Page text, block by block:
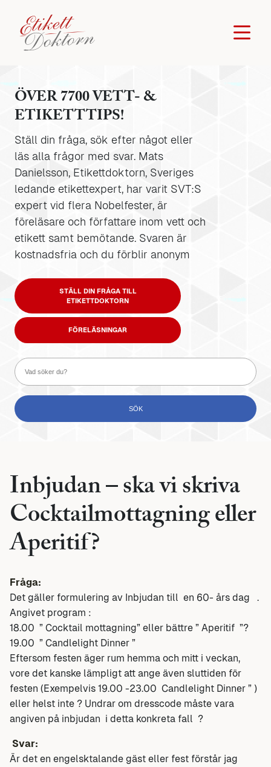
ÖVER 7700 VETT- &
ETIKETTTIPS!
Ställ din fråga, sök efter något eller
läs alla frågor med svar. Mats
Danielsson, Etikettdoktorn, Sveriges
ledande etikettexpert, har varit SVT:S
expert vid flera Nobelfester, är
föreläsare och författare inom vett och
etikett samt bemötande. Svaren är
kostnadsfria och du förblir anonym
STÄLL DIN FRÅGA TILL
ETIKETTDOKTORN
FÖRELÄSNINGAR
Inbjudan – ska vi skriva
Cocktailmottagning eller
Aperitif?
Fråga:
Det gäller formulering av Inbjudan till en 60- års dag .
Angivet program :
18.00 ” Cocktail mottagning” eller bättre ” Aperitif ”?
19.00 ” Candlelight Dinner ”
Eftersom festen äger rum hemma och mitt i veckan,
vore det kanske lämpligt att ange även sluttiden för
festen (Exempelvis 19.00 -23.00 Candlelight Dinner ” )
eller helst inte ? Undrar om dresscode måste vara
angiven på inbjudan i detta konkreta fall ?
Svar:
Är det en engelsktalande gäst eller fest förstår jag